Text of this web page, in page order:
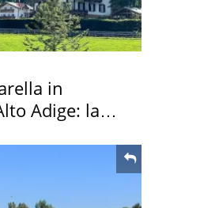
in
Adige: la